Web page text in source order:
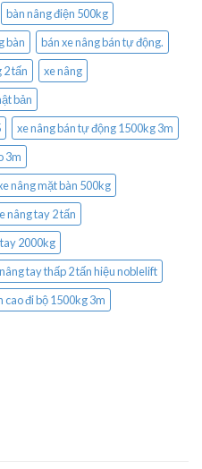
bàn nâng điện 500kg
bàn
bán xe nâng bán tự động.
2 tấn
xe nâng
bản
xe nâng bán tự động 1500kg 3m
3m
nâng mặt bàn 500kg
nâng tay 2 tấn
2000kg
tay thấp 2 tấn hiệu noblelift
cao đi bộ 1500kg 3m